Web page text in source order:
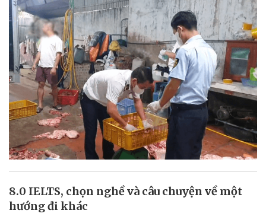
8.0 IELTS, chọn nghề và câu chuyện về một
hướng đi khác